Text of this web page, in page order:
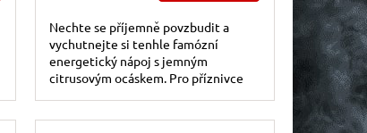
Nechte se příjemně povzbudit a
vychutnejte si tenhle famózní
energetický nápoj s jemným
citrusovým ocáskem. Pro příznivce